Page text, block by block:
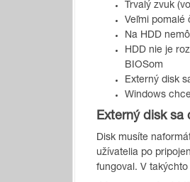
Trvalý zvuk
Veľmi pomalé
Na HDD
HDD nie je
BIOSom
Externý disk
Windows
Externý disk sa
Disk musíte
užívatelia po
fungoval. V